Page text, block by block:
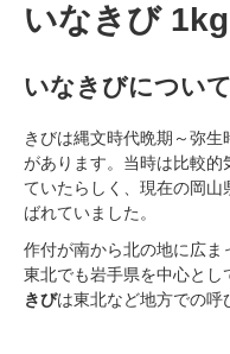
いなきび 1kg
いなきびについて
きびは縄文時代晩期～弥
があります。当時は比較
ていたらしく、現在の岡
ばれていました。
作付が南から北の地に広ま
東北でも岩手県を中心とし
きびは東北など地方での呼